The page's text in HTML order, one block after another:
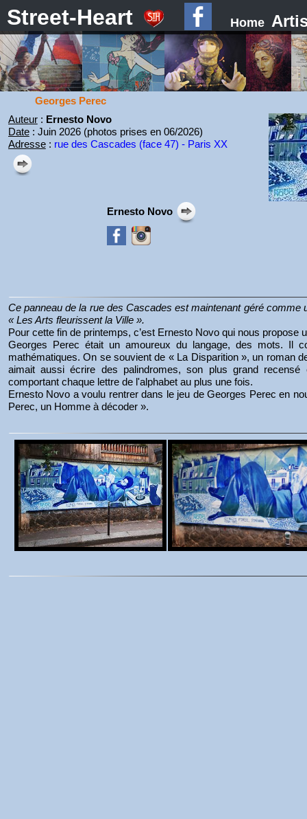
Street-Heart Home
Georges Perec
Auteur: Ernesto Novo
Date: Juin 2026 (photos prises en 06/2026)
Adresse: rue des Cascades (face 47) - Paris XX
Ernesto Novo
Ce panneau de la rue des Cascades est maintenant géré
« Les Arts fleurissent la Ville ».
Pour cette fin de printemps, c’est Ernesto Novo qui nous
Georges Perec était un amoureux du langage, des mots. Il
mathématiques. On se souvient de « La Disparition », un roman
aimait aussi écrire des palindromes, son plus grand
comportant chaque lettre de l'alphabet au plus une fois.
Ernesto Novo a voulu rentrer dans le jeu de Georges Perec en
Perec, un Homme à décoder ».